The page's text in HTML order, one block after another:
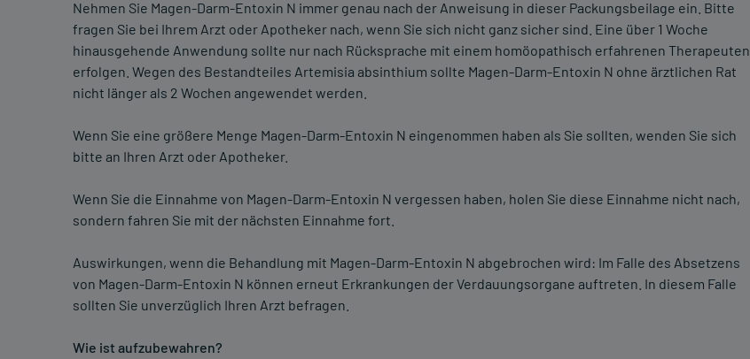
Nehmen Sie Magen-Darm-Entoxin N immer genau nach der Anweisung in dieser Packungsbeilage ein. Bitte
fragen Sie bei Ihrem Arzt oder Apotheker nach, wenn Sie sich nicht ganz sicher sind. Eine über 1 Woche
hinausgehende Anwendung sollte nur nach Rücksprache mit einem homöopathisch erfahrenen Therapeuten
erfolgen. Wegen des Bestandteiles Artemisia absinthium sollte Magen-Darm-Entoxin N ohne ärztlichen Rat
nicht länger als 2 Wochen angewendet werden.
Wenn Sie eine größere Menge Magen-Darm-Entoxin N eingenommen haben als Sie sollten, wenden Sie sich
bitte an Ihren Arzt oder Apotheker.
Wenn Sie die Einnahme von Magen-Darm-Entoxin N vergessen haben, holen Sie diese Einnahme nicht nach,
sondern fahren Sie mit der nächsten Einnahme fort.
Auswirkungen, wenn die Behandlung mit Magen-Darm-Entoxin N abgebrochen wird: Im Falle des Absetzens
von Magen-Darm-Entoxin N können erneut Erkrankungen der Verdauungsorgane auftreten. In diesem Falle
sollten Sie unverzüglich Ihren Arzt befragen.
Wie ist aufzubewahren?